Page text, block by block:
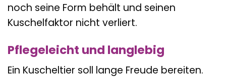
noch seine Form behält und seinen
Kuschelfaktor nicht verliert.
Pflegeleicht und langlebig
Ein Kuscheltier soll lange Freude bereiten.